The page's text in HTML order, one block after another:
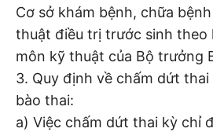
Cơ sở khám bệnh, chữa
thuật điều trị trước sinh theo
môn kỹ thuật của Bộ trưởng
3. Quy định về chấm dứt
bào thai:
a) Việc chấm dứt thai kỳ chỉ